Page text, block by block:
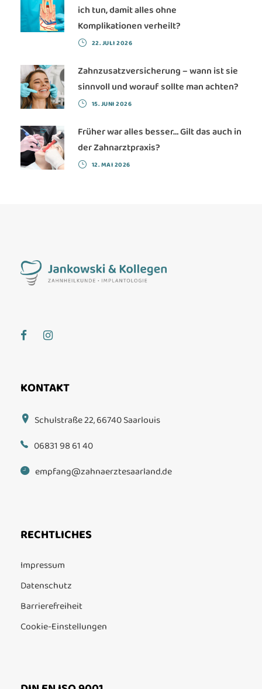
ich tun, damit alles ohne
Komplikationen verheilt?
22. JULI 2026
Zahnzusatzversicherung – wann ist sie
sinnvoll und worauf sollte man achten?
15. JUNI 2026
Früher war alles besser… Gilt das auch in
der Zahnarztpraxis?
12. MAI 2026
KONTAKT
Schulstraße 22, 66740 Saarlouis
06831 98 61 40
empfang@zahnaerztesaarland.de
RECHTLICHES
Impressum
Datenschutz
Barrierefreiheit
Cookie-Einstellungen